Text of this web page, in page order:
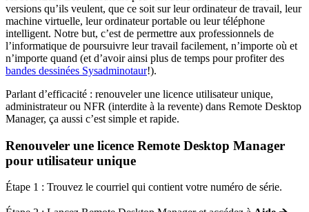
versions qu’ils veulent, que ce soit sur leur ordinateur de travail, leur
machine virtuelle, leur ordinateur portable ou leur téléphone
intelligent. Notre but, c’est de permettre aux professionnels de
l’informatique de poursuivre leur travail facilement, n’importe où et
n’importe quand (et d’avoir ainsi plus de temps pour profiter des
bandes dessinées Sysadminotaur!).
Parlant d’efficacité : renouveler une licence utilisateur unique,
administrateur ou NFR (interdite à la revente) dans Remote Desktop
Manager, ça aussi c’est simple et rapide.
Renouveler une licence Remote Desktop Manager
pour utilisateur unique
Étape 1 : Trouvez le courriel qui contient votre numéro de série.